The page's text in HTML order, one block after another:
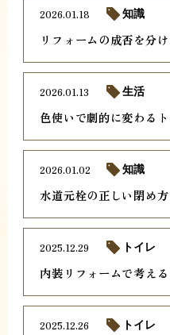
リフォームの成否を分
2026.01.18 知識
色使いで劇的に変わる
2026.01.13 生活
水道元栓の正しい閉め
2026.01.02 知識
内装リフォームで考え
2025.12.29 トイレ
2025.12.26 トイレ